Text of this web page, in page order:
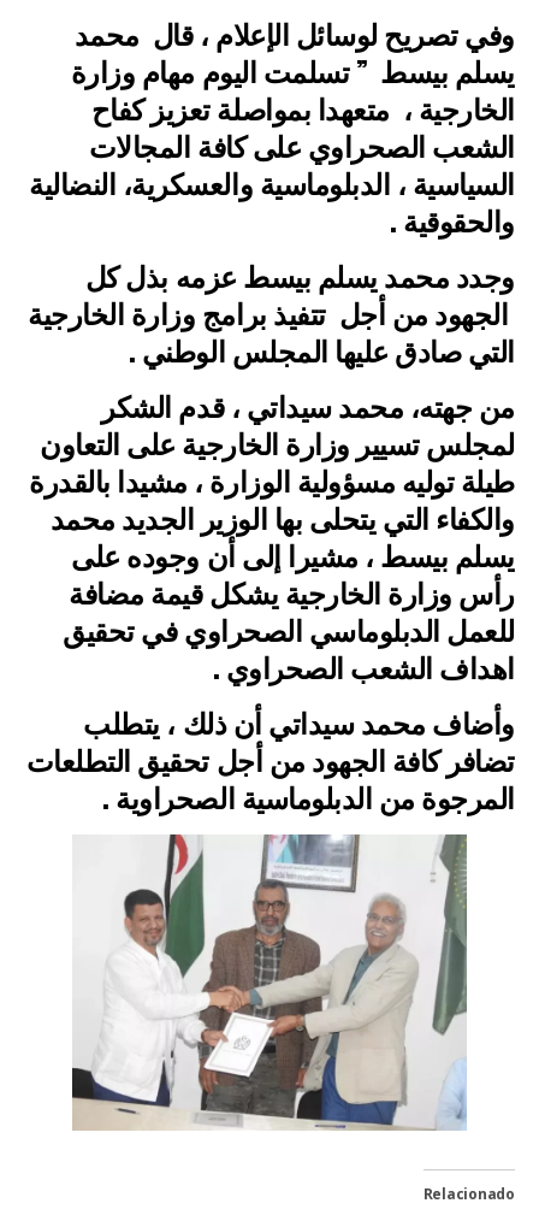
وفي تصريح لوسائل الإعلام ، قال محمد
يسلم بيسط ” تسلمت اليوم مهام وزارة
الخارجية ، متعهدا بمواصلة تعزيز كفاح
الشعب الصحراوي على كافة المجالات
السياسية ، الدبلوماسية والعسكرية، النضالية
والحقوقية .
وجدد محمد يسلم بيسط عزمه بذل كل
الجهود من أجل تتفيذ برامج وزارة الخارجية
التي صادق عليها المجلس الوطني .
من جهته، محمد سيداتي ، قدم الشكر
لمجلس تسيير وزارة الخارجية على التعاون
طيلة توليه مسؤولية الوزارة ، مشيدا بالقدرة
والكفاء التي يتحلى بها الوزير الجديد محمد
يسلم بيسط ، مشيرا إلى أن وجوده على
رأس وزارة الخارجية يشكل قيمة مضافة
للعمل الدبلوماسي الصحراوي في تحقيق
اهداف الشعب الصحراوي .
وأضاف محمد سيداتي أن ذلك ، يتطلب
تضافر كافة الجهود من أجل تحقيق التطلعات
المرجوة من الدبلوماسية الصحراوية .
Relacionado